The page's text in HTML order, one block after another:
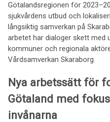
Götalandsregionen för
sjukvårdens utbud och
långsiktig samverkan på
arbetet har dialoger skett med
kommuner och regionala
Vårdsamverkan Skaraborg.
Nya arbetssätt för
Götaland med
invånarna